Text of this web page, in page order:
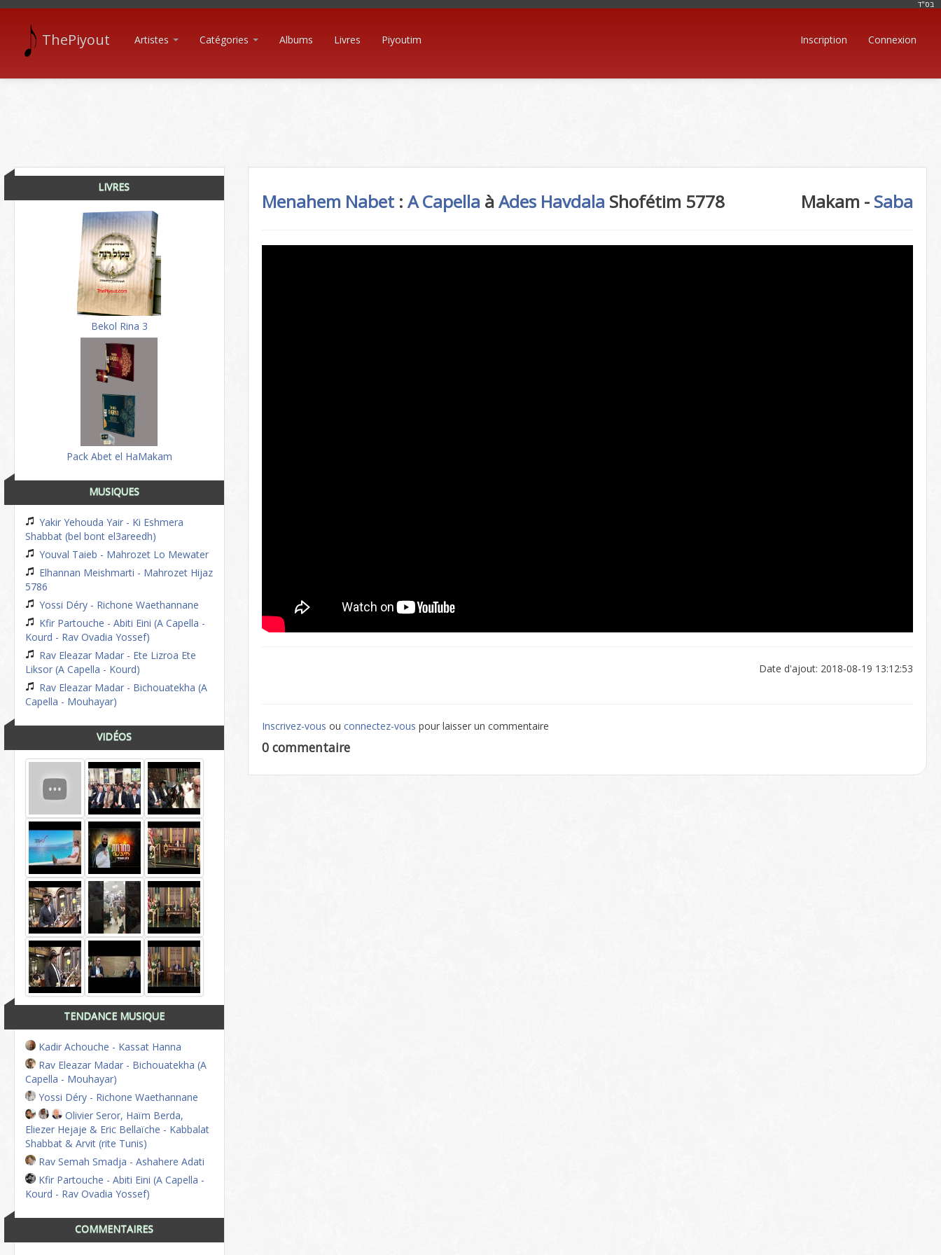
בּס"ד
ThePiyout Artistes Catégories Albums Livres Piyoutim Inscription Connexion
LIVRES
Bekol Rina 3
Pack Abet el HaMakam
MUSIQUES
Yakir Yehouda Yair - Ki Eshmera
Shabbat (bel bont el3areedh)
Youval Taieb - Mahrozet Lo Mewater
Elhannan Meishmarti - Mahrozet Hijaz
5786
Yossi Déry - Richone Waethannane
Kfir Partouche - Abiti Eini (A Capella -
Kourd - Rav Ovadia Yossef)
Rav Eleazar Madar - Ete Lizroa Ete
Liksor (A Capella - Kourd)
Rav Eleazar Madar - Bichouatekha (A
Capella - Mouhayar)
VIDÉOS
TENDANCE MUSIQUE
Kadir Achouche - Kassat Hanna
Rav Eleazar Madar - Bichouatekha (A
Capella - Mouhayar)
Yossi Déry - Richone Waethannane
Olivier Seror, Haïm Berda,
Eliezer Hejaje & Eric Bellaïche - Kabbalat
Shabbat & Arvit (rite Tunis)
Rav Semah Smadja - Ashahere Adati
Kfir Partouche - Abiti Eini (A Capella -
Kourd - Rav Ovadia Yossef)
COMMENTAIRES
Menahem Nabet :A Capella àAdes Havdala Makam - Saba
Shofétim 5778
Date d'ajout: 2018-08-19 13:12:53
Inscrivez-vous ouconnectez-vous pour laisser un commentaire
0 commentaire